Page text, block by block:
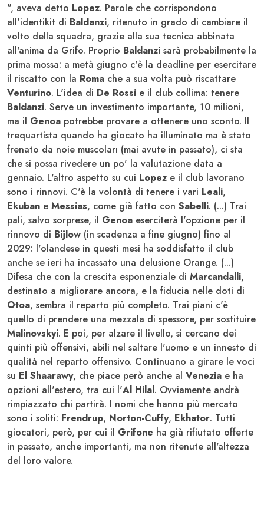
", aveva detto Lopez. Parole che corrispondono
all'identikit di Baldanzi, ritenuto in grado di cambiare il
volto della squadra, grazie alla sua tecnica abbinata
all'anima da Grifo. Proprio Baldanzi sarà probabilmente la
prima mossa: a metà giugno c'è la deadline per esercitare
il riscatto con la Roma che a sua volta può riscattare
Venturino. L'idea di De Rossi e il club collima: tenere
Baldanzi. Serve un investimento importante, 10 milioni,
ma il Genoa potrebbe provare a ottenere uno sconto. Il
trequartista quando ha giocato ha illuminato ma è stato
frenato da noie muscoları (mai avute in passato), ci sta
che si possa rivedere un po' la valutazione data a
gennaio. L'altro aspetto su cui Lopez e il club lavorano
sono i rinnovi. C'è la volontà di tenere i vari Leali,
Ekuban e Messias, come già fatto con Sabelli. (...) Trai
pali, salvo sorprese, il Genoa eserciterà l'opzione per il
rinnovo di Bijlow (in scadenza a fine giugno) fino al
2029: l'olandese in questi mesi ha soddisfatto il club
anche se ieri ha incassato una delusione Orange. (...)
Difesa che con la crescita esponenziale di Marcandalli,
destinato a migliorare ancora, e la fiducia nelle doti di
Otoa, sembra il reparto più completo. Trai piani c'è
quello di prendere una mezzala di spessore, per sostituire
Malinovskyi. E poi, per alzare il livello, si cercano dei
quinti più offensivi, abili nel saltare l'uomo e un innesto di
qualità nel reparto offensivo. Continuano a girare le voci
su El Shaarawy, che piace però anche al Venezia e ha
opzioni all'estero, tra cui l'Al Hilal. Ovviamente andrà
rimpiazzato chi partirà. I nomi che hanno più mercato
sono i soliti: Frendrup, Norton-Cuffy, Ekhator. Tutti
giocatori, però, per cui il Grifone ha già rifiutato offerte
in passato, anche importanti, ma non ritenute all'altezza
del loro valore.